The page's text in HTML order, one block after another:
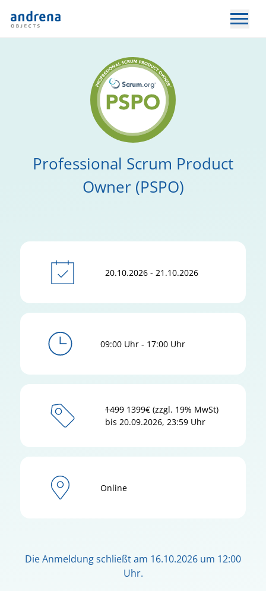
Professional Scrum Product
Owner (PSPO)
20.10.2026 - 21.10.2026
09:00 Uhr - 17:00 Uhr
1499 1399€ (zzgl. 19% MwSt)
bis 20.09.2026, 23:59 Uhr
Online
Die Anmeldung schließt am 16.10.2026 um 12:00
Uhr.